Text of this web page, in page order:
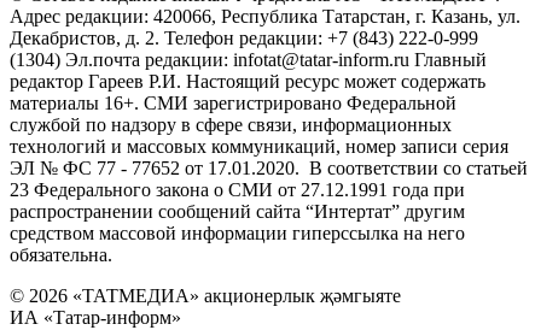
Адрес редакции: 420066, Республика Татарстан, г. Казань, ул.
Декабристов, д. 2. Телефон редакции: +7 (843) 222-0-999
(1304) Эл.почта редакции: infotat@tatar-inform.ru Главный
редактор Гареев Р.И. Настоящий ресурс может содержать
материалы 16+. СМИ зарегистрировано Федеральной
службой по надзору в сфере связи, информационных
технологий и массовых коммуникаций, номер записи серия
ЭЛ № ФС 77 - 77652 от 17.01.2020. В соответствии со статьей
23 Федерального закона о СМИ от 27.12.1991 года при
распространении сообщений сайта “Интертат” другим
средством массовой информации гиперссылка на него
обязательна.
© 2026 «ТАТМЕДИА» акционерлык җәмгыяте
ИА «Татар-информ»